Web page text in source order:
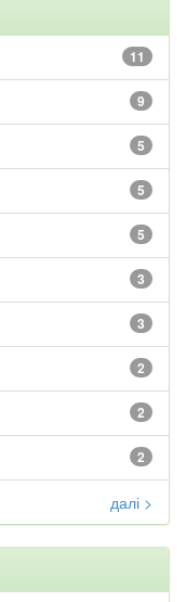
11
9
5
5
5
3
3
2
2
2
далі >